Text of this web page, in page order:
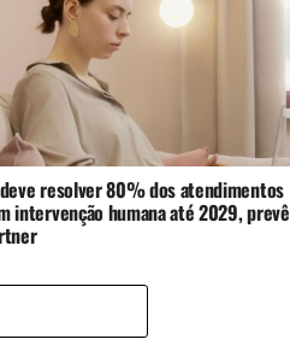
resolver 80% dos atendimentos
intervenção humana até 2029, prevê